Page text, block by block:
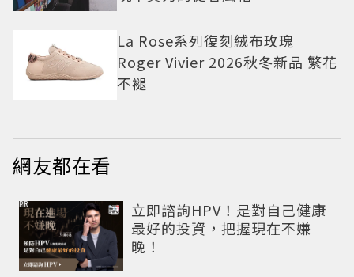
La Rose系列復刻絨布玫瑰
Roger Vivier 2026秋冬新品 繁花
不褪
網友都在看
立即諮詢HPV！是對自己健康
最好的投資，把握現在不嫌
晚！
PR